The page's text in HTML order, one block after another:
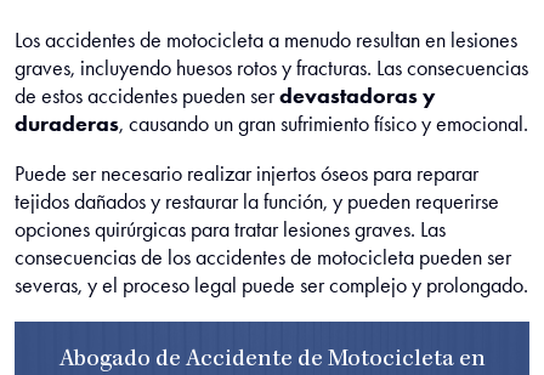
Los accidentes de motocicleta a menudo resultan en lesiones
graves, incluyendo huesos rotos y fracturas. Las consecuencias
de estos accidentes pueden serdevastadoras y
duraderas, causando un gran sufrimiento físico y emocional.
Puede ser necesario realizar injertos óseos para reparar
tejidos dañados y restaurar la función, y pueden requerirse
opciones quirúrgicas para tratar lesiones graves. Las
consecuencias de los accidentes de motocicleta pueden ser
severas, y el proceso legal puede ser complejo y prolongado.
Abogado de Accidente de Motocicleta en